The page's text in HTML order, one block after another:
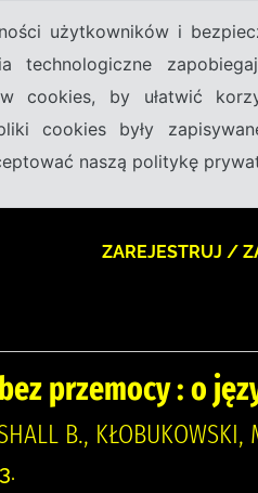
użytkowników i
technologiczne
cookies, by ułatwić
cookies były
naszą politykę
ZAREJESTRUJ /
przemocy : o
B., KŁOBUKOWSKI,